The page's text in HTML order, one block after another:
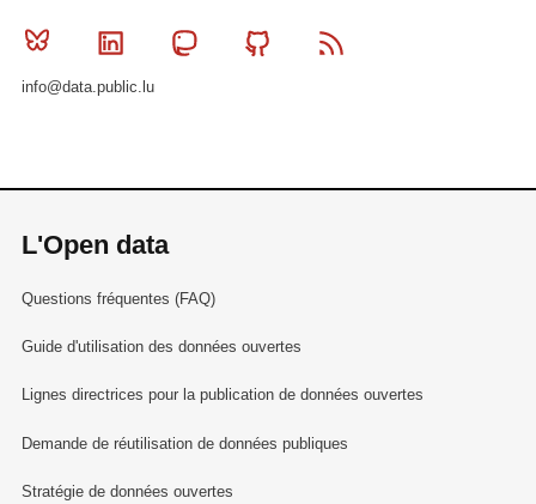
Bluesky Linkedin MastodonGithub
info@data.public.lu
L'Open data
Questions fréquentes (FAQ)
Guide d'utilisation des données ouvertes
Lignes directrices pour la publication de données ouvertes
Demande de réutilisation de données publiques
Stratégie de données ouvertes